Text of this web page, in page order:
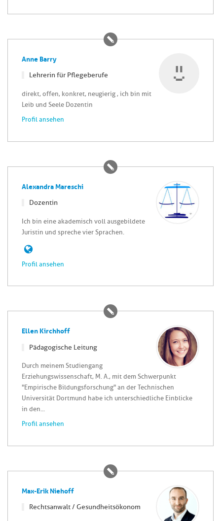
Anne Barry
Lehrerin für Pflegeberufe
direkt, offen, konkret, neugierig , ich bin mit
Leib und Seele Dozentin
Profil ansehen
Alexandra Mareschi
Dozentin
Ich bin eine akademisch voll ausgebildete
Juristin und spreche vier Sprachen.
Profil ansehen
Ellen Kirchhoff
Pädagogische Leitung
Durch meinem Studiengang
Erziehungswissenschaft, M. A., mit dem Schwerpunkt
"Empirische Bildungsforschung" an der Technischen
Universität Dortmund habe ich unterschiedliche Einblicke
in den...
Profil ansehen
Max-Erik Niehoff
Rechtsanwalt / Gesundheitsökonom